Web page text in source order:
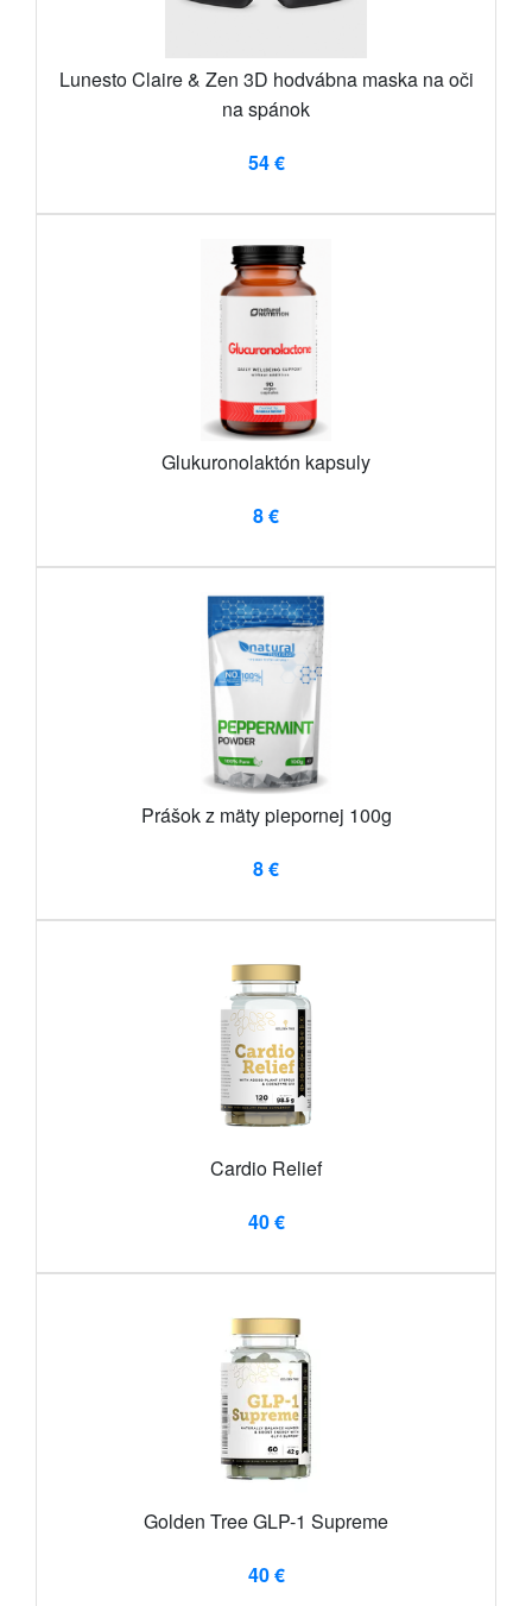
Lunesto Claire & Zen 3D hodvábna maska ​​na oči
na spánok
54 €
Glukuronolaktón kapsuly
8 €
Prášok z mäty piepornej 100g
8 €
Cardio Relief
40 €
Golden Tree GLP-1 Supreme
40 €